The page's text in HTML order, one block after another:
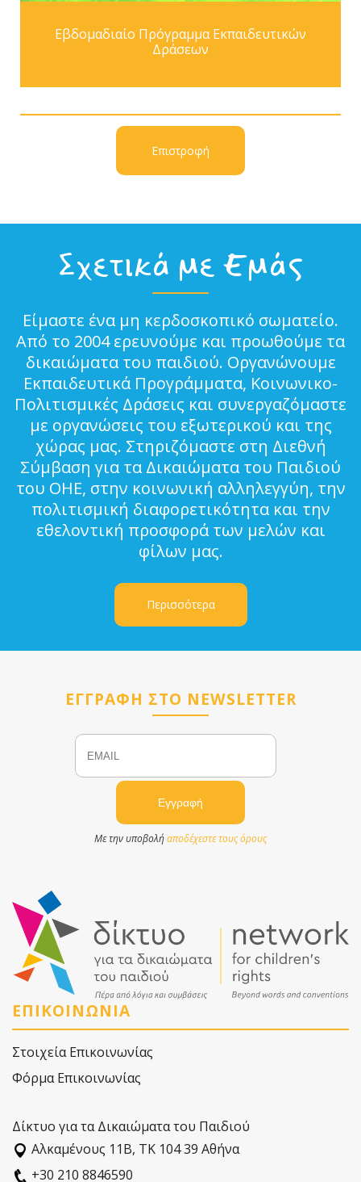
Εβδομαδιαίο Πρόγραμμα Εκπαιδευτικών
Δράσεων
Επιστροφή
Σχετικά με Εμάς
Είμαστε ένα μη κερδοσκοπικό σωματείο.
Από το 2004 ερευνούμε και προωθούμε τα
δικαιώματα του παιδιού. Οργανώνουμε
Εκπαιδευτικά Προγράμματα, Κοινωνικο-
Πολιτισμικές Δράσεις και συνεργαζόμαστε
με οργανώσεις του εξωτερικού και της
χώρας μας. Στηριζόμαστε στη Διεθνή
Σύμβαση για τα Δικαιώματα του Παιδιού
του ΟΗΕ, στην κοινωνική αλληλεγγύη, την
πολιτισμική διαφορετικότητα και την
εθελοντική προσφορά των μελών και
φίλων μας.
Περισσότερα
ΕΓΓΡΑΦΗ ΣΤΟ NEWSLETTER
Email
Με την υποβολήαποδέχεστε τους όρους
ΕΠΙΚΟΙΝΩΝΙΑ
Στοιχεία Επικοινωνίας
Φόρμα Επικοινωνίας
Δίκτυο για τα Δικαιώματα του Παιδιού
Αλκαµένους 11Β, ΤΚ 104 39 Αθήνα
+30 210 8846590